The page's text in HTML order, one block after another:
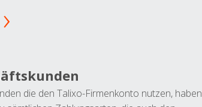
die den Talixo-Firmenkonto nutzen, haben